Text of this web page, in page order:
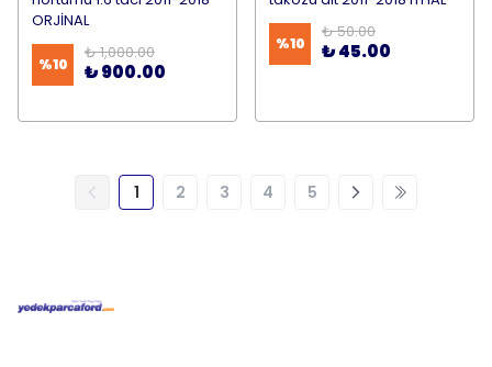
ORJİNAL
%10
₺ 1,000.00
₺ 900.00
%10
₺ 50.00
₺ 45.00
1 2 3 4 5